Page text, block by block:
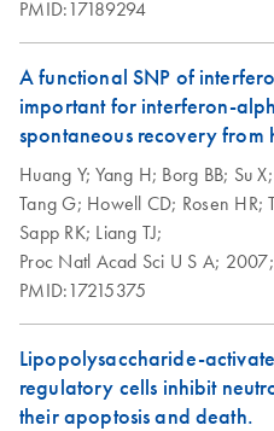
PMID:17189294
A functional SNP of
important for interferon-
spontaneous recovery from
Huang Y;Yang H; Borg BB; Su X;
Tang G; Howell CD; Rosen HR;
Sapp RK; Liang TJ;
Proc Natl Acad Sci U S A; 2007;
PMID:17215375
Lipopolysaccharide-
regulatory cells inhibit
their apoptosis and death.